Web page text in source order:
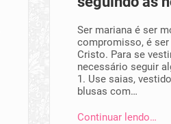
Ser mariana é ser
compromisso, é ser
Cristo. Para se
necessário seguir
1. Use saias,
blusas com…
Continuar lendo…